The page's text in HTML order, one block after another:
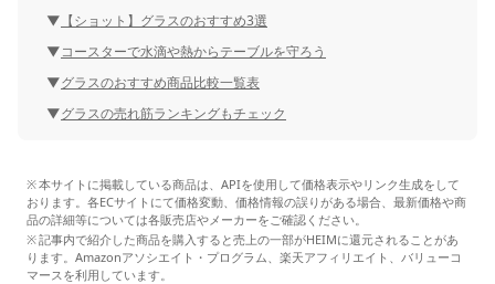
【ショット】グラスのおすすめ3選
コースターで水滴や熱からテーブルを守ろう
グラスのおすすめ商品比較一覧表
グラスの売れ筋ランキングもチェック
本サイトに掲載している商品は、APIを使用して価格表示やリンク生成をして
おります。各ECサイトにて価格変動、価格情報の誤りがある場合、最新価格や商
品の詳細等については各販売店やメーカーをご確認ください。
記事内で紹介した商品を購入すると売上の一部がHEIMに還元されることがあ
ります。Amazonアソシエイト・プログラム、楽天アフィリエイト、バリューコ
マースを利用しています。